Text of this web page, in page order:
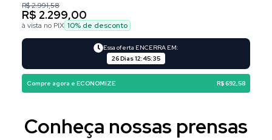
R$ 2.991,58
R$ 2.299,00
à vista no PIX 10% de desconto
Essa oferta ENCERRA EM:
26 Dias12:45:34
Compre agora e ECONOMIZE R$ 692,58
Conheça nossas prensas